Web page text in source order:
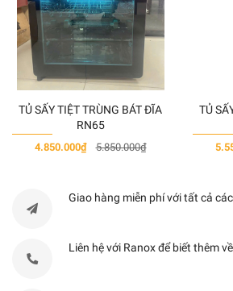
Số động cơ
Số lượng đèn
Tổng công suất của đèn 60W
Kích thước lắp đặt
Chế độ hút 3
TỦ SẤY TIỆT TRÙNG BÁT ĐĨA
RN65
4.850.000₫ 5.850.000₫
TỦ
Giao hàng miễn phí với tất cả
Liên hệ với Ranox để biết thêm